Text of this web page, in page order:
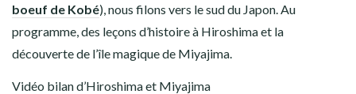
boeuf de Kobé), nous filons vers le sud du Japon. Au
programme, des leçons d’histoire à Hiroshima et la
découverte de l’île magique de Miyajima.
Vidéo bilan d’Hiroshima et Miyajima